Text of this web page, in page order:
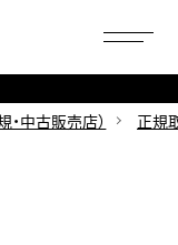
中古販売店）
正規
へ